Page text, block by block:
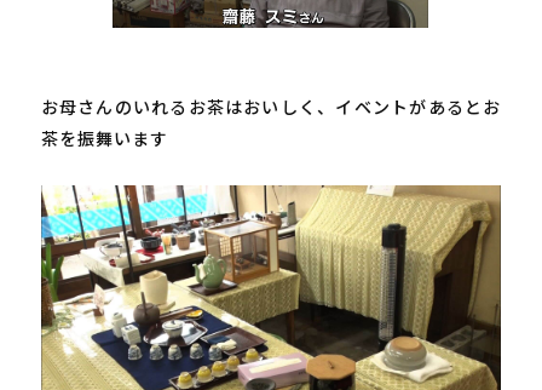
お母さんのいれるお茶はおいしく、イベントがあるとお
茶を振舞います